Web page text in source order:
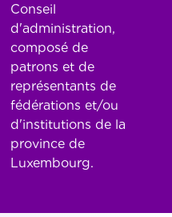
Conseil
d'administration,
composé de
patrons et de
représentants de
fédérations et/ou
d'institutions de la
province de
Luxembourg.